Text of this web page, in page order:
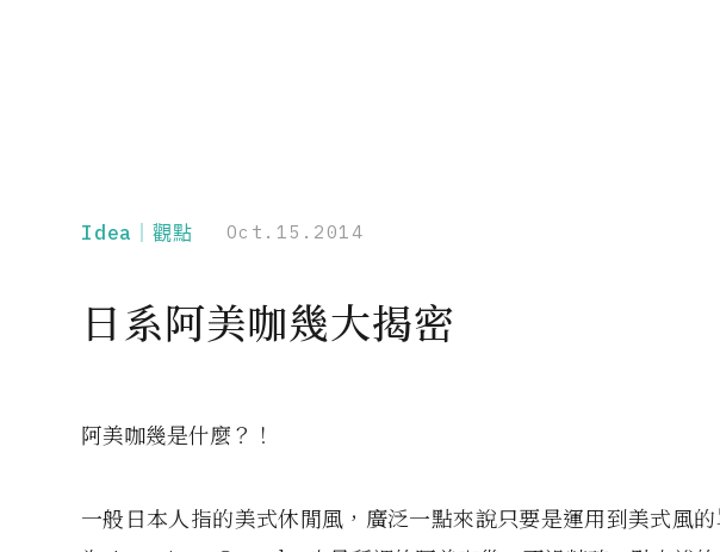
Idea｜觀點 Oct.15.2014
日系阿美咖幾大揭密
阿美咖幾是什麼？！
一般日本人指的美式休閒風，廣泛一點來說只要是運用到美式風